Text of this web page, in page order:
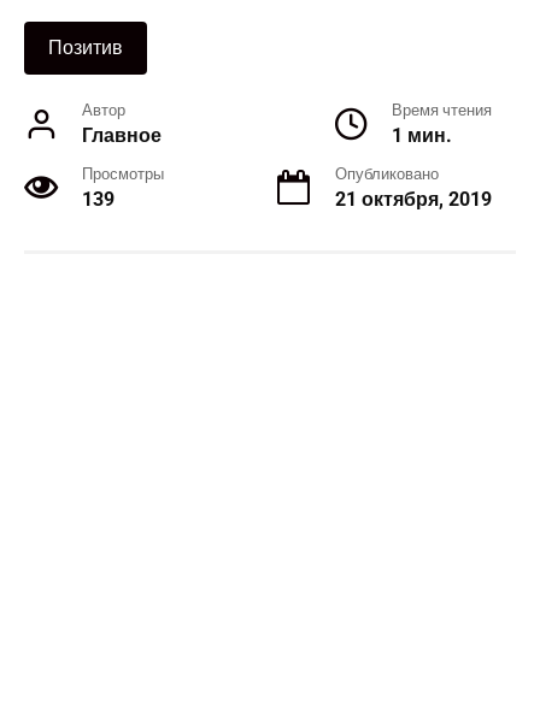
Позитив
Автор
Главное
Время чтения
1 мин.
Просмотры
139
Опубликовано
21 октября, 2019